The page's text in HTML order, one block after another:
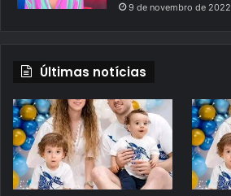
9 de novembro de 2022
Últimas notícias